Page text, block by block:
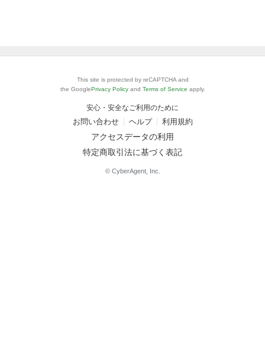
This site is protected by reCAPTCHA and
the GooglePrivacy Policy and Terms of Service apply.
安心・安全なご利用のために
お問い合わせ ヘルプ 利用規約
アクセスデータの利用
特定商取引法に基づく表記
© CyberAgent, Inc.